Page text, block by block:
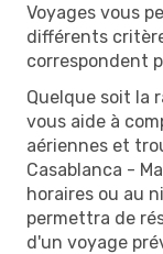
Voyages vous
différents
correspondent
Quelque soit la
vous aide à
aériennes et
Casablanca -
horaires ou au
permettra de
d'un voyage